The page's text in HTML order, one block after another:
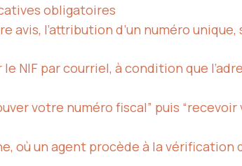
obligatoires
l’attribution d’un numéro
NIF par courriel, à condition que
votre numéro fiscal” puis
un agent procède à la vérification